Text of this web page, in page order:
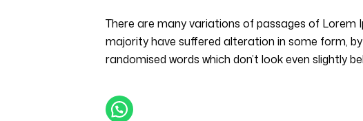
There are many variations of passages of Lorem
majority have suffered alteration in some form,
randomised words which don’t look even slightly